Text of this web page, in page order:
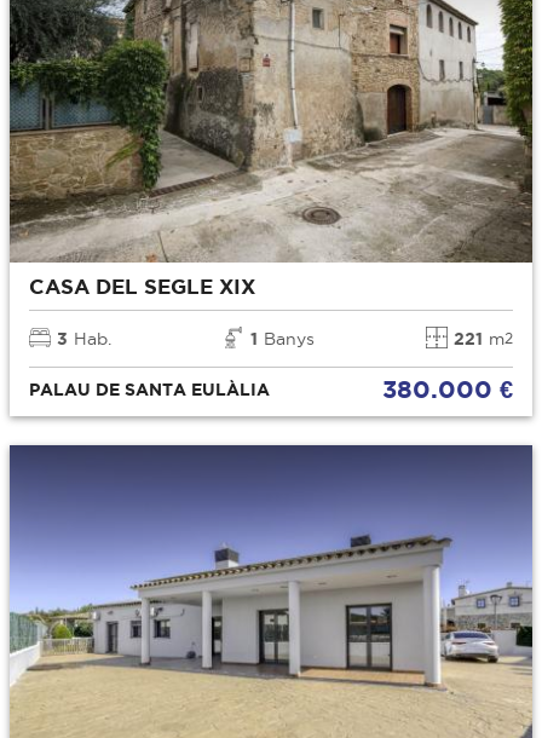
CASA DEL SEGLE XIX
3 Hab. 1 Banys 221 m2
PALAU DE SANTA EULÀLIA 380.000 €